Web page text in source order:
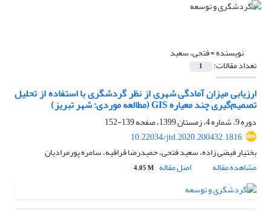
نویسنده =فتحی، سعید
تعداد مقالات: 1
ارزیابی میزان آمادگی شهری از نظر گردشگری با استفاده از تحلیل
تصمیم‌گیری چند معیاره GIS (مطالعه موردی: شهر تبریز)
دوره 9، شماره 4، زمستان 1399، صفحه
139-152
10.22034/jtd.2020.200432.1816
بختیار فیضی زاده، سعید فتحی، حمیدرضا قراقیه، سامره پورمرادیان
مشاهده مقاله
اصل مقاله 4.05 M